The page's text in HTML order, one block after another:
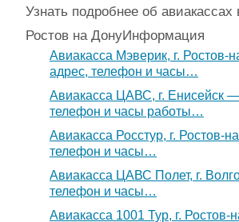
Узнать подробнее об авиакассах
Ростов на ДонуИнформация
Авиакасса Мэверик, г. Ростов-
адрес, телефон и часы…
Авиакасса ЦАВС, г. Енисейск
телефон и часы работы…
Авиакасса Росстур, г. Ростов-
телефон и часы…
Авиакасса ЦАВС Полет, г.
телефон и часы…
Авиакасса 1001 Тур, г.